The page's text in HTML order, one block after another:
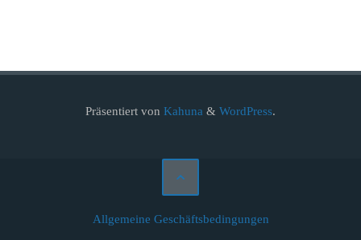
Präsentiert von Kahuna & WordPress.
Allgemeine Geschäftsbedingungen